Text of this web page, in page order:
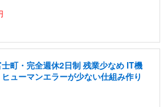
町・完全週休2日制 残業少なめ IT機
ューマンエラーが少ない仕組み作り